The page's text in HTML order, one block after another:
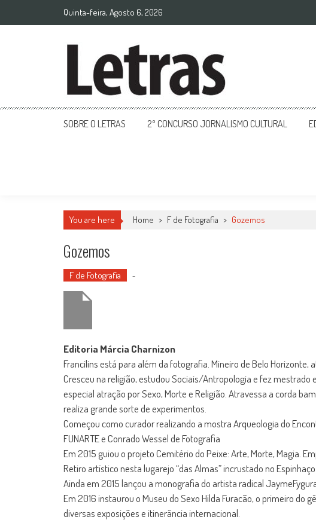
Quinta-feira, Agosto 6, 2026
SOBRE O LETRAS 2º CONCURSO JORNALISMO CULTURAL
You are here Home > F de Fotografia > Gozemos
Gozemos
F de Fotografia -
Editoria Márcia Charnizon
Francilins está para além da fotografia. Mineiro de Belo Horizonte,
Cresceu na religião, estudou Sociais/Antropologia e fez mestrado
especial atração por Sexo, Morte e Religião. Atravessa a corda
realiza grande sorte de experimentos.
Começou como curador realizando a mostra Arqueologia do
FUNARTE e Conrado Wessel de Fotografia
Em 2015 guiou o projeto Cemitério do Peixe: Arte, Morte, Magia.
Retiro artístico nesta lugarejo “das Almas” incrustado no
Ainda em 2015 lançou a monografia do artista radical
Em 2016 instaurou o Museu do Sexo Hilda Furacão, o primeiro
diversas exposições e itinerância internacional.